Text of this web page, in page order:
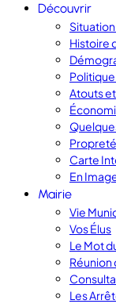
Découvrir
Histoire
Atouts
Carte
En
Mairie
Vie
Vos Élus
Le Mot
Réunion
Les